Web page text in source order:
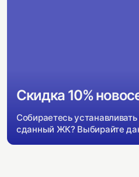
Скидка 10%
Собираетесь
сданный ЖК? Выбирайте